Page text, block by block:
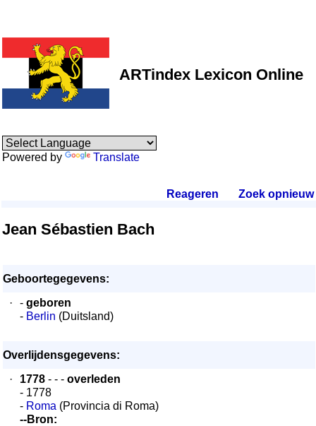
ARTindex Lexicon Online
Powered by Translate
Reageren Zoek opnieuw.
Jean Sébastien Bach
Geboortegegevens:
·
- geboren
- Berlin (Duitsland)
Overlijdensgegevens:
·
1778 - - - overleden
- 1778
- Roma (Provincia di Roma)
--Bron: